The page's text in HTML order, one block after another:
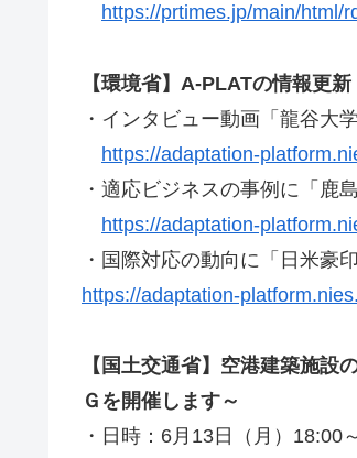
https://prtimes.jp/main/html/
【環境省】A-PLATの情報更新
・インタビュー動画「龍谷大
https://adaptation-
・適応ビジネスの事例に「鹿
https://adaptation-
・国際対応の動向に「日米豪
https://adaptation-
【国土交通省】空港建築施設
Ｇを開催します～
・日時：6月13日（月）18:00